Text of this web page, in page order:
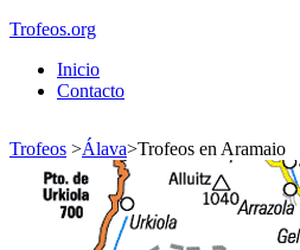
Trofeos.org
Inicio
Contacto
Trofeos >Álava>Trofeos en Aramaio